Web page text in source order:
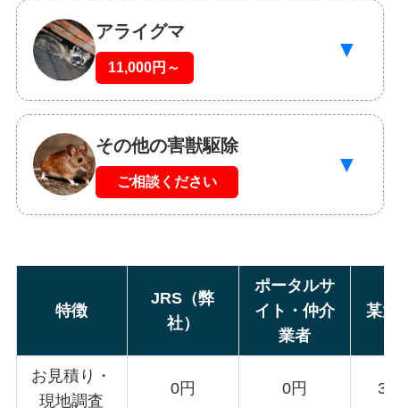
アライグマ
11,000円～
▼
その他の害獣駆除
ご相談ください
▼
特徴
JRS（弊
社）
ポータルサ
イト・仲介
業者
某
お見積り・
現地調査
0円 0円